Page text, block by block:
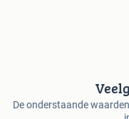
De onderstaande